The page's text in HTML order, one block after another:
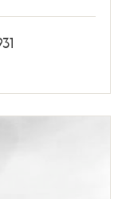
och